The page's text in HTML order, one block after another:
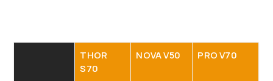
THOR
S70
NOVA V50 PRO V70